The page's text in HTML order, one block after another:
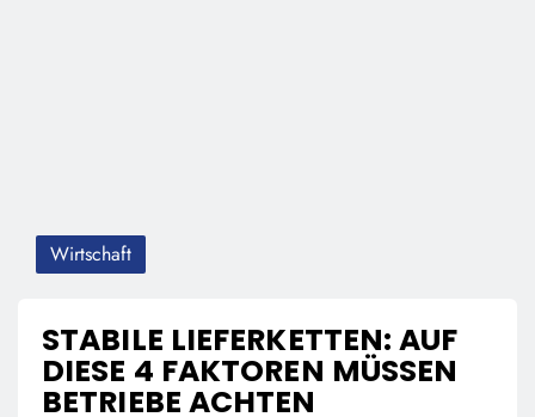
Wirtschaft
STABILE LIEFERKETTEN: AUF
DIESE 4 FAKTOREN MÜSSEN
BETRIEBE ACHTEN